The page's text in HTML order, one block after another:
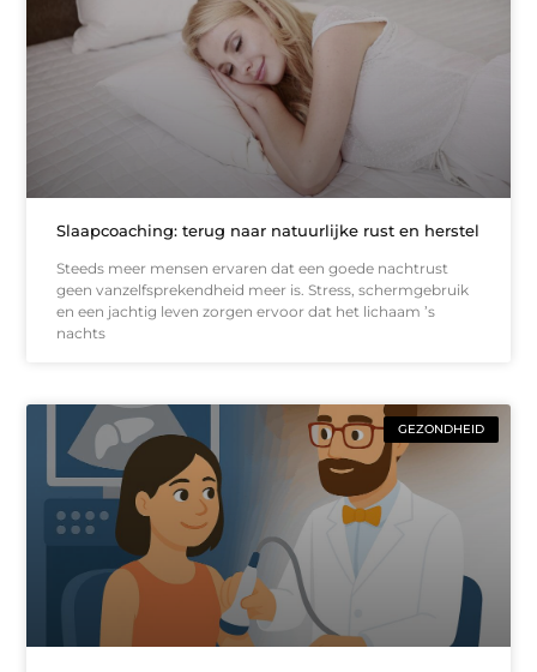
Slaapcoaching: terug naar natuurlijke rust en herstel
Steeds meer mensen ervaren dat een goede nachtrust
geen vanzelfsprekendheid meer is. Stress, schermgebruik
en een jachtig leven zorgen ervoor dat het lichaam ’s
nachts
GEZONDHEID